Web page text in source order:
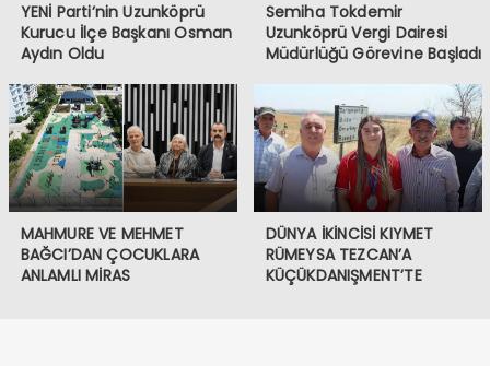
YENİ Parti’nin Uzunköprü
Kurucu İlçe Başkanı Osman
Aydın Oldu
Semiha Tokdemir
Uzunköprü Vergi Dairesi
Müdürlüğü Görevine Başladı
MAHMURE VE MEHMET
BAĞCI’DAN ÇOCUKLARA
ANLAMLI MİRAS
DÜNYA İKİNCİSİ KIYMET
RÜMEYSA TEZCAN’A
KÜÇÜKDANIŞMENT’TE